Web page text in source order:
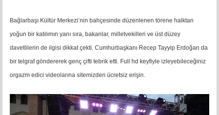
Bağlarbaşı Kültür Merkezi’nin bahçesinde düzenlenen törene halktan
yoğun bir katılımın yanı sıra, bakanlar, milletvekilleri ve üst düzey
davetlilerin de ilgisi dikkat çekti. Cumhurbaşkanı Recep Tayyip Erdoğan da
bir telgraf göndererek genç çifti tebrik etti. Full hd keyfiyle izleyebileceğiniz
orgazm edici videolarına sitemizden ücretsiz erişin.